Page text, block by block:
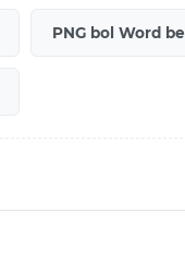
PNG bol Word be